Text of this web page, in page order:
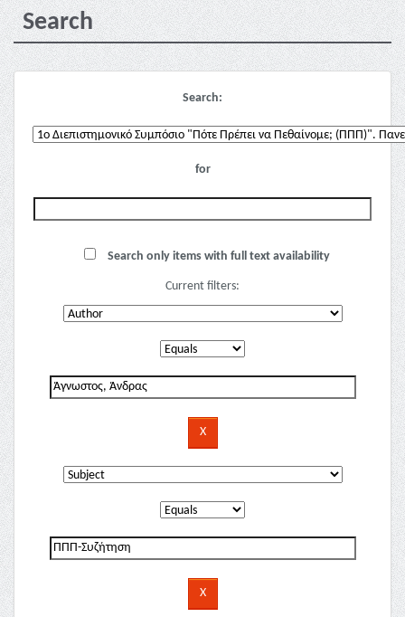
Search
Search:
for
Search only items with full text availability
Current filters: